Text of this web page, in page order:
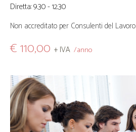
Diretta: 9.30 - 12.30
Non accreditato per Consulenti del Lavoro
€ 110,00 + IVA /anno